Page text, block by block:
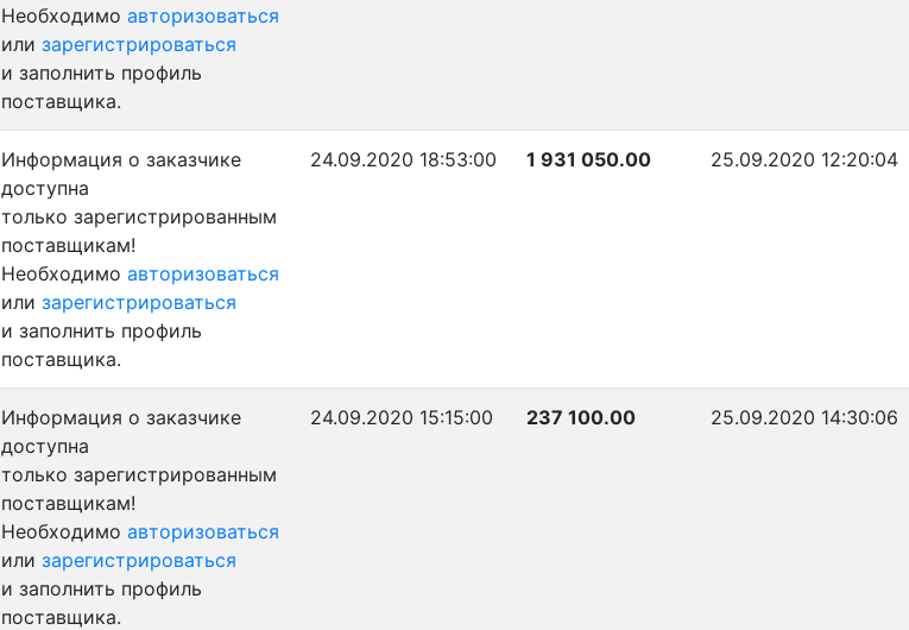
Необходимо авторизоваться
или зарегистрироваться
и заполнить профиль
поставщика.
Информация о заказчике
доступна
только зарегистрированным
поставщикам!
Необходимо авторизоваться
или зарегистрироваться
и заполнить профиль
поставщика.
24.09.2020 18:53:00 1 931 050.00 25.09.2020 12:20:04
Информация о заказчике
доступна
только зарегистрированным
поставщикам!
Необходимо авторизоваться
или зарегистрироваться
и заполнить профиль
поставщика.
24.09.2020 15:15:00 237 100.00 25.09.2020 14:30:06